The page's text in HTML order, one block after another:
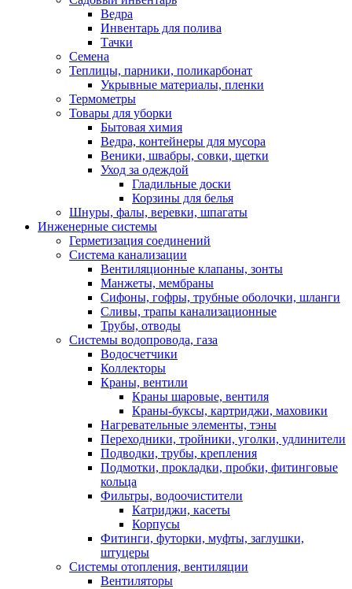
Ведра
Инвентарь для полива
Тачки
Семена
Теплицы, парники, поликарбонат
Укрывные материалы, пленки
Термометры
Товары для уборки
Бытовая химия
Ведра, контейнеры для мусора
Веники, швабры, совки, щетки
Уход за одеждой
Гладильные доски
Корзины для белья
Шнуры, фалы, веревки, шпагаты
Инженерные системы
Герметизация соединений
Система канализации
Вентиляционные клапаны, зонты
Манжеты, мембраны
Сифоны, гофры, трубные оболочки, шланги
Сливы, трапы канализационные
Трубы, отводы
Системы водопровода, газа
Водосчетчики
Коллекторы
Краны, вентили
Краны шаровые, вентиля
Краны-буксы, картриджи, маховики
Нагревательные элементы, тэны
Переходники, тройники, уголки, удлинители
Подводки, трубы, крепления
Подмотки, прокладки, пробки, фитинговые
кольца
Фильтры, водоочистители
Катриджи, касеты
Корпусы
Фитинги, футорки, муфты, заглушки,
штуцеры
Системы отопления, вентиляции
Вентиляторы